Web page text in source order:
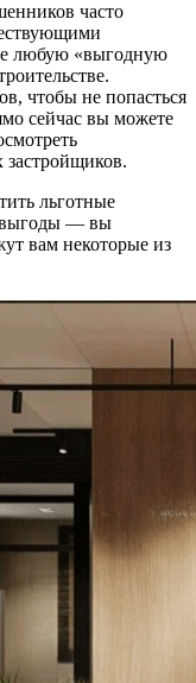
часто
любую «выгодную
чтобы не попасться
сейчас вы можете
застройщиков.
льготные
выгоды — вы
вам некоторые из